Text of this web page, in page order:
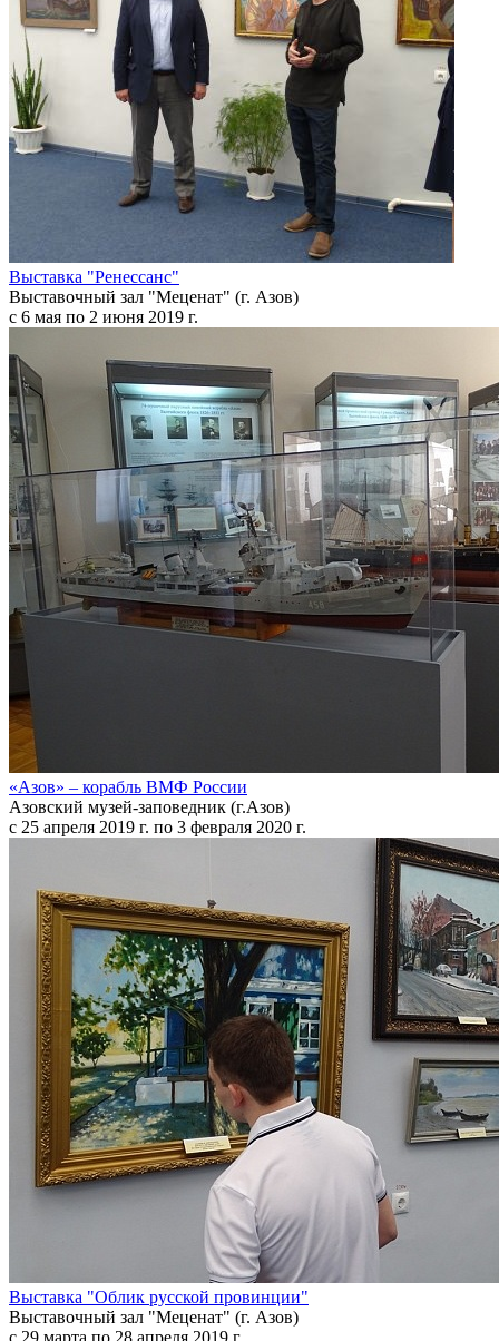
Выставка "Ренессанс"
Выставочный зал "Меценат" (г. Азов)
с 6 мая по 2 июня 2019 г.
«Азов» – корабль ВМФ России
Азовский музей-заповедник (г.Азов)
с 25 апреля 2019 г. по 3 февраля 2020 г.
Выставка "Облик русской провинции"
Выставочный зал "Меценат" (г. Азов)
с 29 марта по 28 апреля 2019 г.